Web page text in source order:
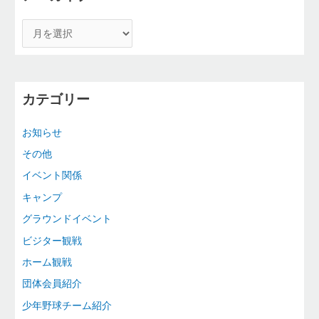
カテゴリー
お知らせ
その他
イベント関係
キャンプ
グラウンドイベント
ビジター観戦
ホーム観戦
団体会員紹介
少年野球チーム紹介